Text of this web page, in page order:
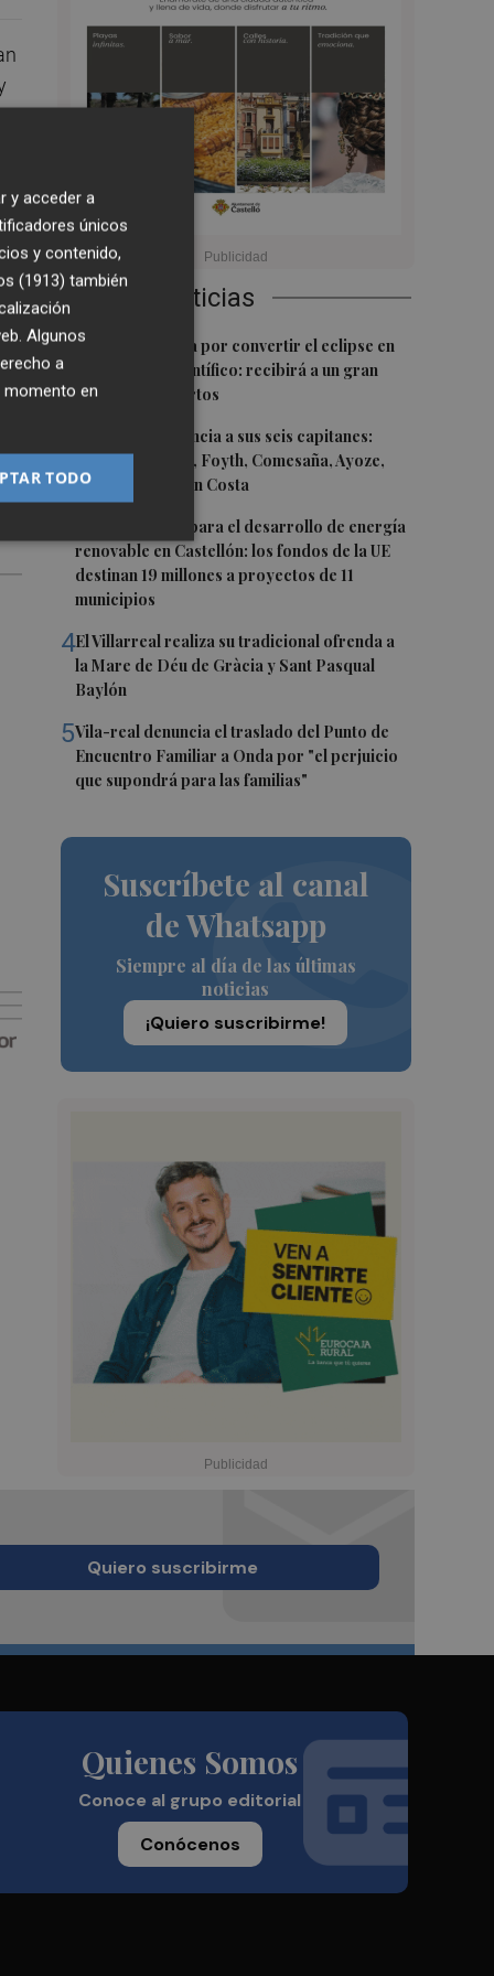
Últimas Noticias
1Castelló apuesta por convertir el eclipse en
un referente científico: recibirá a un gran
equipo de expertos
El Villarreal anuncia a sus seis capitanes:
Gerard Moreno, Foyth, Comesaña, Ayoze,
Cardona y Logan Costa
Otra inyección para el desarrollo de energía
renovable en Castellón: los fondos de la UE
destinan 19 millones a proyectos de 11
municipios
4El Villarreal realiza su tradicional ofrenda a
la Mare de Déu de Gràcia y Sant Pasqual
Baylón
5Vila-real denuncia el traslado del Punto de
Encuentro Familiar a Onda por "el perjuicio
que supondrá para las familias"
Suscríbete al canal
de Whatsapp
Siempre al día de las últimas
noticias
¡Quiero suscribirme!
Quiero suscribirme
Quienes Somos
Conoce al grupo editorial
Conócenos
y acceder a
únicos
y contenido,
(1913) también
Algunos
a
momento en
TODO